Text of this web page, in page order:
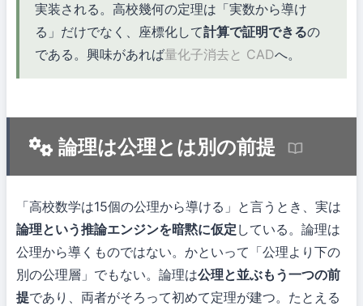
実装される。高校幾何の定理は「実数から導け
る」だけでなく、座標化して計算で証明できるの
である。興味があれば量化子消去と CADへ。
論理は公理とは別の前提
「高校数学は15個の公理から導ける」と言うとき、実は
論理という推論エンジンを暗黙に仮定 している。論理は
公理から導くものではない。かといって「公理より下の
別の公理層」でもない。論理は公理と並ぶもう一つの前
提であり、両者がそろって初めて定理が建つ。たとえる